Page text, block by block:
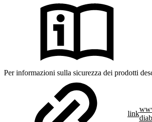
Per informazioni sulla sicurezza dei prodotti
link